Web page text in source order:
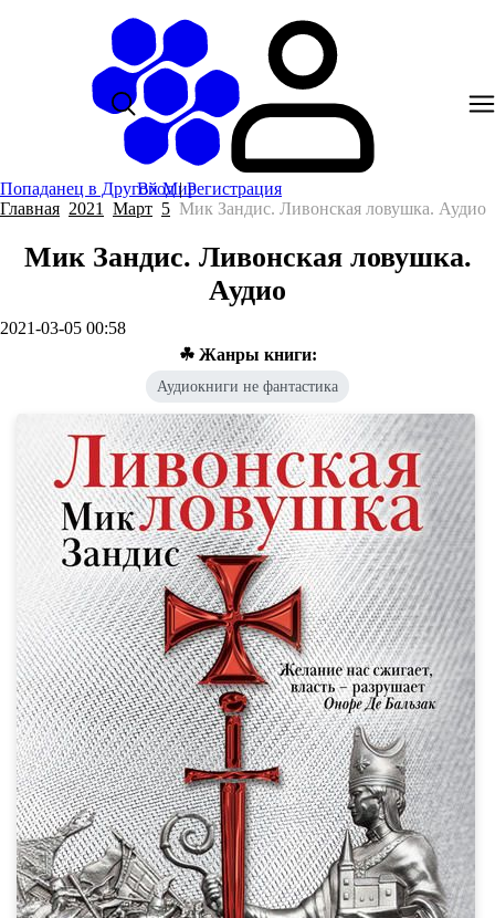
Попаданец в Другой Мир
Вход|Регистрация
Главная 2021 Март 5 Мик Зандис. Ливонская ловушка. Аудио
Мик Зандис. Ливонская ловушка.
Аудио
2021-03-05 00:58
☘ Жанры книги:
Аудиокниги не фантастика